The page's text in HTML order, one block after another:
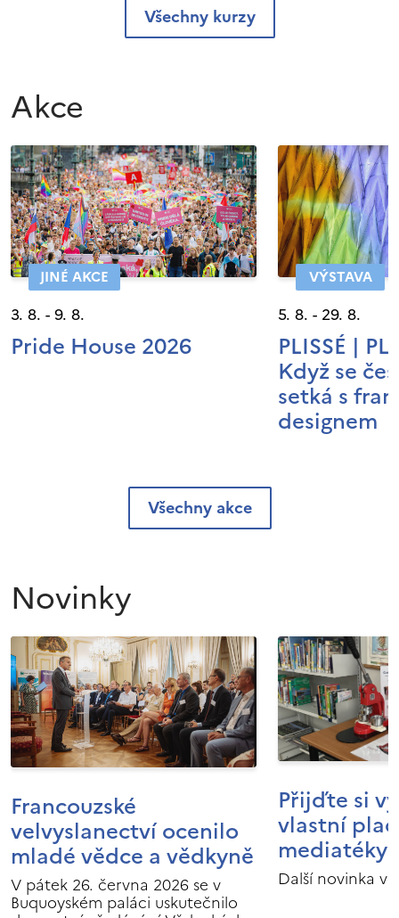
Všechny kurzy
Akce
JINÉ AKCE
3. 8. - 9. 8.
Pride House 2026
VÝSTAVA
5. 8. - 29. 8.
PLISSÉ |
Když se
setká s
designem
Všechny akce
Novinky
Francouzské
velvyslanectví ocenilo
mladé vědce a vědkyně
V pátek 26. června 2026 se v
Buquoyském paláci uskutečnilo
Přijďte si
vlastní
mediatéky
Další novinka v